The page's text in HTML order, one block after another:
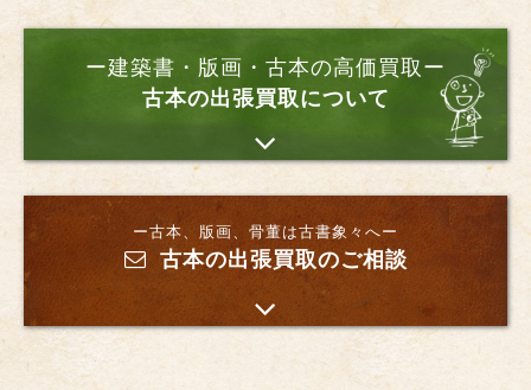
ー建築書・版画・古本の高価買取ー
古本の出張買取について
ー古本、版画、骨董は古書象々へー
古本の出張買取のご相談